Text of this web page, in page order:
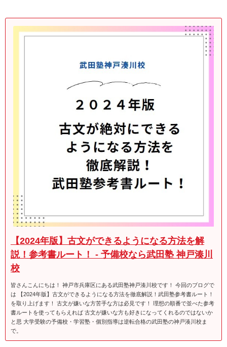
【2024年版】古文ができるようになる方法を解
説！参考書ルート！ - 予備校なら武田塾 神戸湊川
校
皆さんこんにちは！ 神戸市兵庫区にある武田塾神戸湊川校です！ 今回のブログで
は 【2024年版】古文ができるようになる方法を徹底解説！武田塾参考書ルート！
を取り上げます！ 古文が嫌いな方苦手な方は必見です！ 理想の順番で並べた参考
書ルートを使ってもらえれば 古文が嫌いな方も好きになってくれるのではないか
と思 大学受験の予備校・学習塾・個別指導は逆転合格の武田塾の神戸湊川校ま
で。